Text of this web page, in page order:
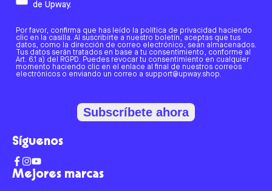
Mejores marcas
de Upway.
Por favor, confirma que has leído la política de privacidad haciendo
clic en la casilla. Al suscribirte a nuestro boletín, aceptas que tus
datos, como la dirección de correo electrónico, sean almacenados.
Tus datos serán tratados en base a tu consentimiento, conforme al
Art. 6.1 a) del RGPD. Puedes revocar tu consentimiento en cualquier
momento haciendo clic en el enlace al final de nuestros correos
electrónicos o enviando un correo a support@upway.shop.
Subscríbete ahora
Síguenos